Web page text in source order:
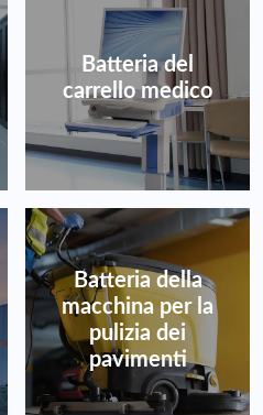
Batteria del
carrello medico
Batteria della
macchina per la
pulizia dei
pavimenti